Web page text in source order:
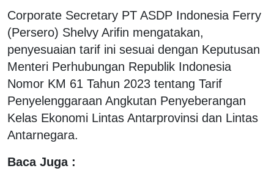
Corporate Secretary PT ASDP Indonesia Ferry
(Persero) Shelvy Arifin mengatakan,
penyesuaian tarif ini sesuai dengan Keputusan
Menteri Perhubungan Republik Indonesia
Nomor KM 61 Tahun 2023 tentang Tarif
Penyelenggaraan Angkutan Penyeberangan
Kelas Ekonomi Lintas Antarprovinsi dan Lintas
Antarnegara.
Baca Juga :